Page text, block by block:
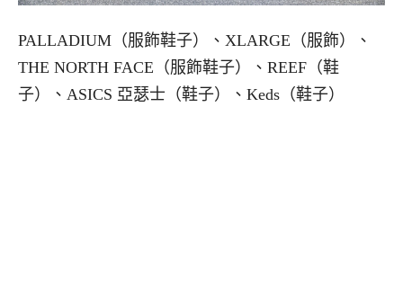
PALLADIUM（服飾鞋子）、XLARGE（服飾）、
THE NORTH FACE（服飾鞋子）、REEF（鞋
子）、ASICS 亞瑟士（鞋子）、Keds（鞋子）